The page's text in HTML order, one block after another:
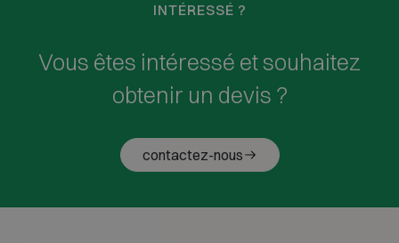
INTÉRESSÉ ?
Vous êtes intéressé et souhaitez
obtenir un devis ?
contactez-nous